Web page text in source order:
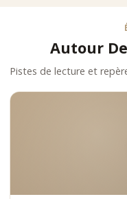
Autour
Pistes de lecture et